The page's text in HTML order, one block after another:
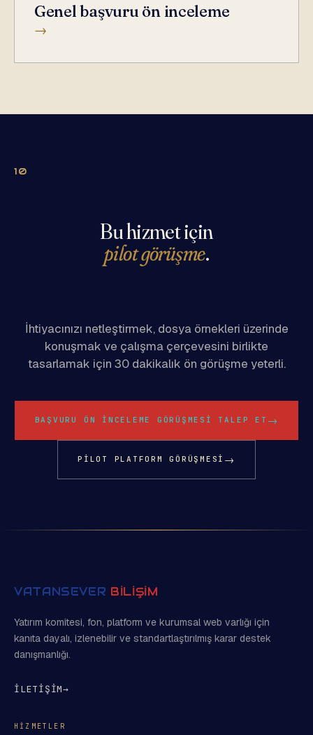
Genel başvuru ön inceleme
→
10
Bu hizmet için
pilot görüşme.
İhtiyacınızı netleştirmek, dosya örnekleri üzerinde
konuşmak ve çalışma çerçevesini birlikte
tasarlamak için 30 dakikalık ön görüşme yeterli.
BAŞVURU ÖN INCELEME GÖRÜŞMESI TALEP ET →
PILOT PLATFORM GÖRÜŞMESI →
VATANSEVER BİLİŞİM
Yatırım komitesi, fon, platform ve kurumsal web varlığı için
kanıta dayalı, izlenebilir ve standartlaştırılmış karar destek
danışmanlığı.
İLETİŞİM→
HIZMETLER